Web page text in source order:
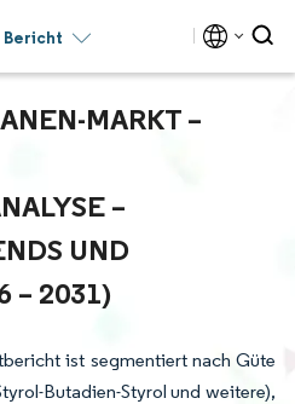
Bericht
MARKT –
– W
UND P
2031)
ist segmentiert nach Güte
Butadien-Styrol und weitere),